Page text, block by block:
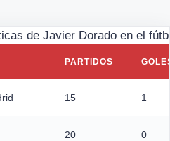
de Javier Dorado en el
PARTIDOS
15 1
20 0